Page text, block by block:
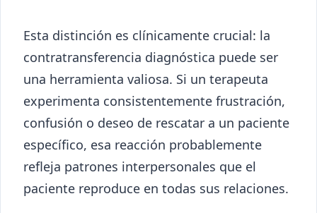
Esta distinción es clínicamente crucial: la
contratransferencia diagnóstica puede ser
una herramienta valiosa. Si un terapeuta
experimenta consistentemente frustración,
confusión o deseo de rescatar a un paciente
específico, esa reacción probablemente
refleja patrones interpersonales que el
paciente reproduce en todas sus relaciones.